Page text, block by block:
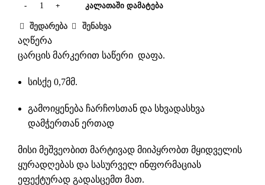
ᲙᲐᲚᲐᲗᲐᲨᲘ ᲓᲐᲛᲐᲢᲔᲑᲐ
შედარება შენახვა
აღწერა
ცარცის მარკერით საწერი დაფა.
სისქე 0,7მმ.
გამოიყენება ჩარჩოსთან და სხვადასხვა
დამჭერთან ერთად
მისი მეშვეობით მარტივად მიიპყრობთ მყიდველის
ყურადღებას და სასურველ ინფორმაციას
ეფექტურად გადასცემთ მათ.